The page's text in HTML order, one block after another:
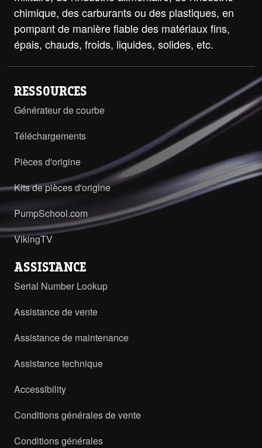
chimique, des carburants ou des plastiques, en
pompant de manière fiable des matériaux fins,
épais, chauds, froids, liquides, solides, etc.
RESSOURCES
Générateur de courbe
Téléchargements
Pièces d'origine
Kits de pièces d'origine
PumpSchool.com
VikingTV
ASSISTANCE
Serial Number Lookup
Assistance de vente
Assistance de maintenance
Assistance technique
Accessibility
Conditions générales de vente
Conditions générales